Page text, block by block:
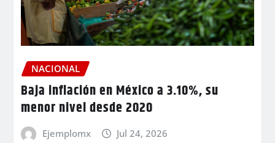
NACIONAL
Baja inflación en México a 3.10%, su
menor nivel desde 2020
Ejemplomx Jul 24, 2026